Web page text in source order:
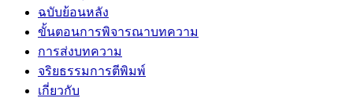
ฉบับย้อนหลัง
ขั้นตอนการพิจารณาบทความ
การส่งบทความ
จริยธรรมการตีพิมพ์
เกี่ยวกับ